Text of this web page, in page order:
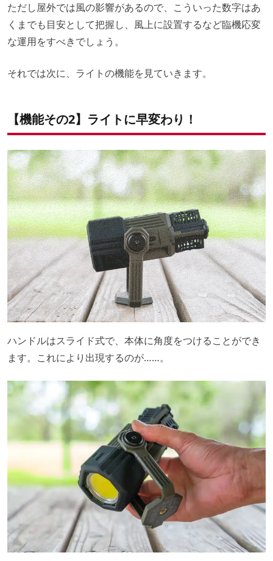
ただし屋外では風の影響があるので、こういった数字はあ
くまでも目安として把握し、風上に設置するなど臨機応変
な運用をすべきでしょう。
それでは次に、ライトの機能を見ていきます。
【機能その2】ライトに早変わり！
ハンドルはスライド式で、本体に角度をつけることができ
ます。これにより出現するのが……。